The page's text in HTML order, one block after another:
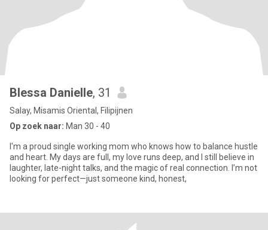
Blessa Danielle, 31
Salay, Misamis Oriental, Filipijnen
Op zoek naar: Man 30 - 40
I'm a proud single working mom who knows how to balance hustle
and heart. My days are full, my love runs deep, and I still believe in
laughter, late-night talks, and the magic of real connection. I’m not
looking for perfect—just someone kind, honest,